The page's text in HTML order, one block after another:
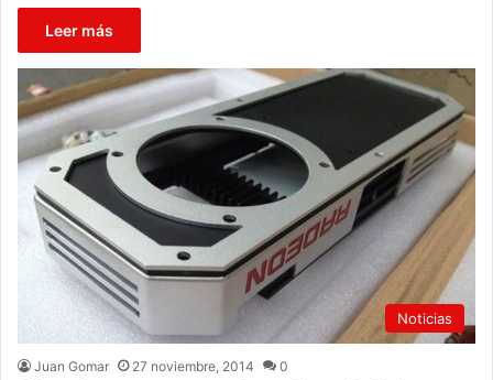
Leer más
Noticias
Juan Gomar 27 noviembre, 2014 0